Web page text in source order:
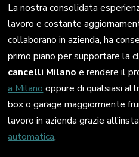
La nostra consolidata
lavoro e costante
collaborano in azienda, ha
primo piano per supportare la
cancelli Milano e rendere il
a Milano oppure di qualsiasi
box o garage maggiormente
lavoro in azienda grazie
automatica.